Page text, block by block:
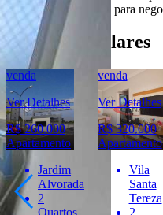
condições detalhadas para
Imóveis Similares
venda
Ver Detalhes
R$ 260.000
Apartamento
Jardim
Alvorada
2
venda
Ver Detalhes
R$ 320.000
Apartamento
Vila
Santa
Tereza